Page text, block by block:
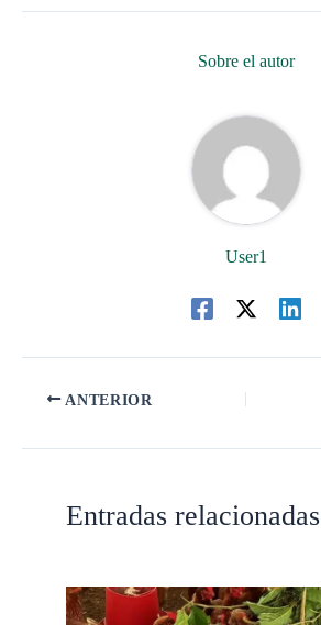
Sobre el autor
User1
ANTERIOR
Entradas relacionadas